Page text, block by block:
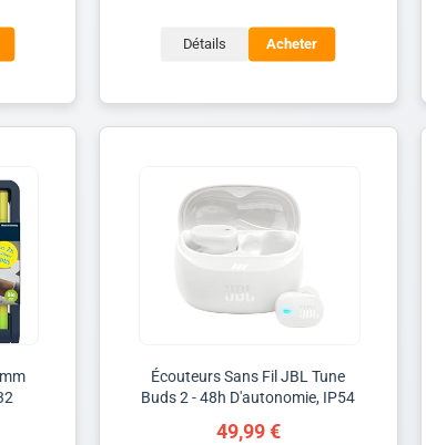
Détails Acheter
Écouteurs Sans Fil JBL Tune
Buds 2 - 48h D'autonomie, IP54
49,99 €